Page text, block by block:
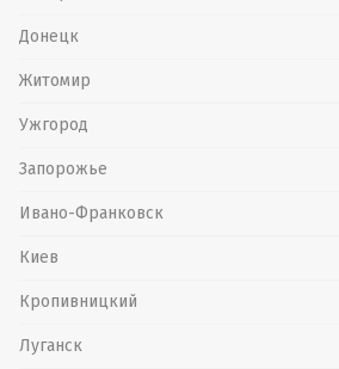
Донецк
Житомир
Ужгород
Запорожье
Ивано-Франковск
Киев
Кропивницкий
Луганск